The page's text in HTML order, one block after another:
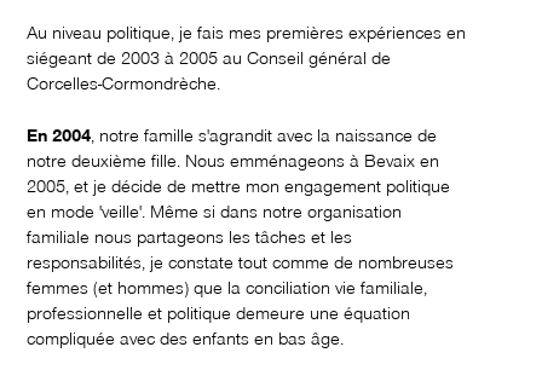
Au niveau politique, je fais mes premières expériences en
siégeant de 2003 à 2005 au Conseil général de
Corcelles-Cormondrèche.
En 2004 , notre famille s'agrandit avec la naissance de
notre deuxième fille. Nous emménageons à Bevaix en
2005, et je décide de mettre mon engagement politique
en mode 'veille'. Même si dans notre organisation
familiale nous partageons les tâches et les
responsabilités, je constate tout comme de nombreuses
femmes (et hommes) que la conciliation vie familiale,
professionnelle et politique demeure une équation
compliquée avec des enfants en bas âge.